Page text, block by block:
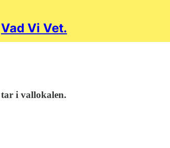
Vad Vi Vet.
i vallokalen.